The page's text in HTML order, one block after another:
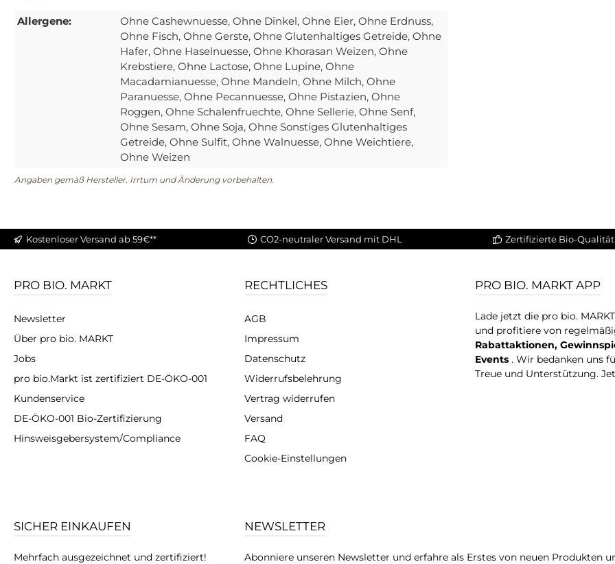
Allergene: Ohne Cashewnuesse, Ohne Dinkel, Ohne Eier, Ohne Erdnuss,
Ohne Fisch, Ohne Gerste, Ohne Glutenhaltiges Getreide, Ohne
Hafer, Ohne Haselnuesse, Ohne Khorasan Weizen, Ohne
Krebstiere, Ohne Lactose, Ohne Lupine, Ohne
Macadamianuesse, Ohne Mandeln, Ohne Milch, Ohne
Paranuesse, Ohne Pecannuesse, Ohne Pistazien, Ohne
Roggen, Ohne Schalenfruechte, Ohne Sellerie, Ohne Senf,
Ohne Sesam, Ohne Soja, Ohne Sonstiges Glutenhaltiges
Getreide, Ohne Sulfit, Ohne Walnuesse, Ohne Weichtiere,
Ohne Weizen
Angaben gemäß Hersteller. Irrtum und Änderung vorbehalten.
Kostenloser Versand ab 59€** CO2-neutraler Versand mit DHL Zertifizierte Bio-Qualität
PRO BIO. MARKT
Newsletter
Über pro bio. MARKT
Jobs
pro bio.Markt ist zertifiziert DE-ÖKO-001
Kundenservice
DE-ÖKO-001 Bio-Zertifizierung
Hinsweisgebersystem/Compliance
RECHTLICHES
AGB
Impressum
Datenschutz
Widerrufsbelehrung
Vertrag widerrufen
Versand
FAQ
Cookie-Einstellungen
PRO BIO. MARKT APP
Lade jetzt die pro bio.
und profitiere von
Rabattaktionen,
Events . Wir bedanken uns
Treue und Unterstützung.
SICHER EINKAUFEN
Mehrfach ausgezeichnet und zertifiziert!
NEWSLETTER
Abonniere unseren Newsletter und erfahre als Erstes von neuen Produkten